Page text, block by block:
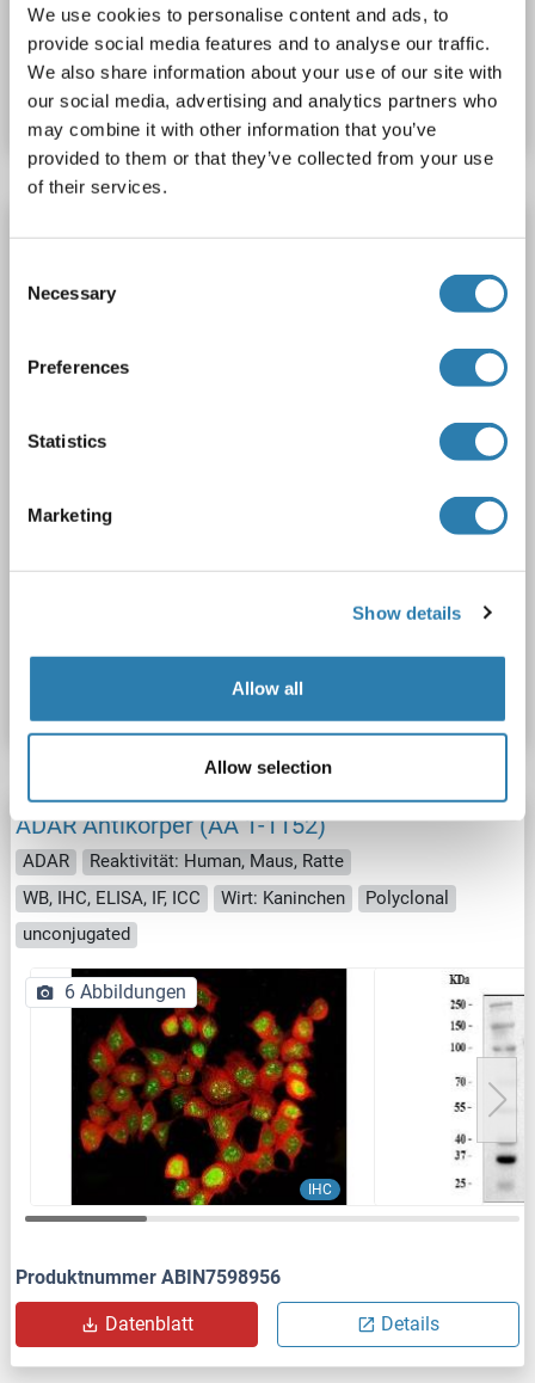
We use cookies to personalise content and ads, to
provide social media features and to analyse our traffic.
We also share information about your use of our site with
our social media, advertising and analytics partners who
may combine it with other information that you’ve
provided to them or that they’ve collected from your use
of their services.
Selection
Necessary
Preferences
Statistics
Marketing
Show details
Allow all
Allow selection
Produktnummer ABIN7453418
Datenblatt Details
ADAR Antikörper (AA 128-346)
Wirt: Kaninchen
3 Abbildungen
ADAR Antikörper (AA 1-1152)
ADAR
Reaktivität: Human, Maus, Ratte
WB, IHC, ELISA, IF, ICC
Wirt: Kaninchen
Polyclonal
unconjugated
IHC
6 Abbildungen
Produktnummer ABIN7598956
Datenblatt Details